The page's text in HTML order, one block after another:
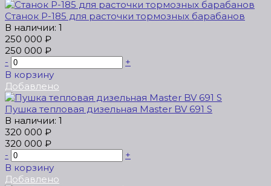
Станок Р-185 для расточки тормозных барабанов
В наличии: 1
250 000 ₽
250 000 ₽
-
+
В корзину
Добавлено
Пушка тепловая дизельная Master BV 691 S
В наличии: 1
320 000 ₽
320 000 ₽
-
+
В корзину
Добавлено